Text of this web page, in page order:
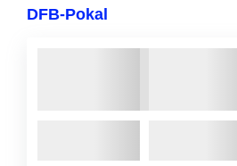
DFB-Pokal